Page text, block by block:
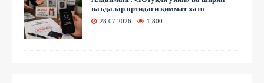
ваъдалар ортидаги қиммат хато
28.07.2026 1 800